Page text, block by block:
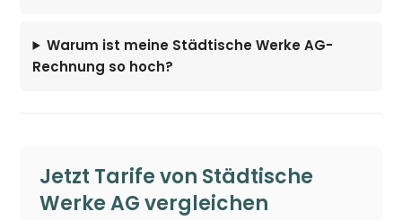
Warum ist meine Städtische Werke AG-
Rechnung so hoch?
Jetzt Tarife von Städtische
Werke AG vergleichen